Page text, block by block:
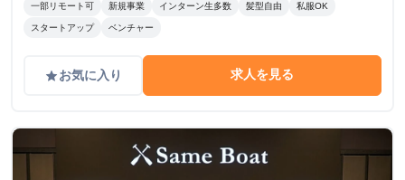
一部リモート可 新規事業 インターン生多数 髪型自由 私服OK
スタートアップ ベンチャー
gradeお気に入り 求人を見る